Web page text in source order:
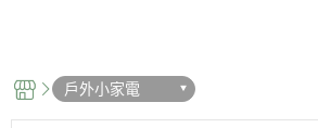
戶外小家電